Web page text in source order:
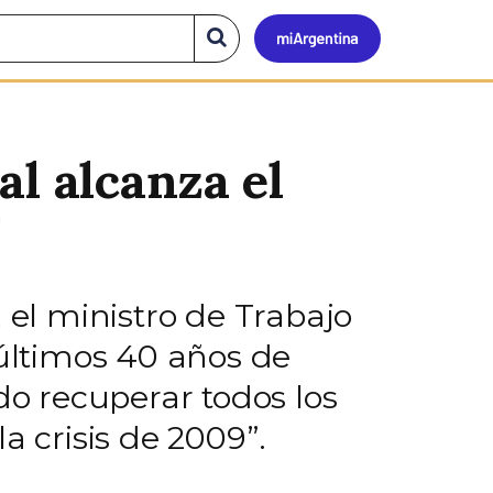
Mi
Buscar
en
el
alcanza el
ministro de Trabajo
40 años de
recuperar todos los
crisis de 2009”.